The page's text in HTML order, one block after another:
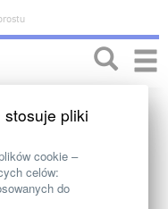
Toggle
CHŁODZĄCEGO
– również nasze
najwyższe wymagania w
częścią układu
Jeżeli przekroczy ona
odpowiedni komunikat
pliki
cookie –
celów:
do